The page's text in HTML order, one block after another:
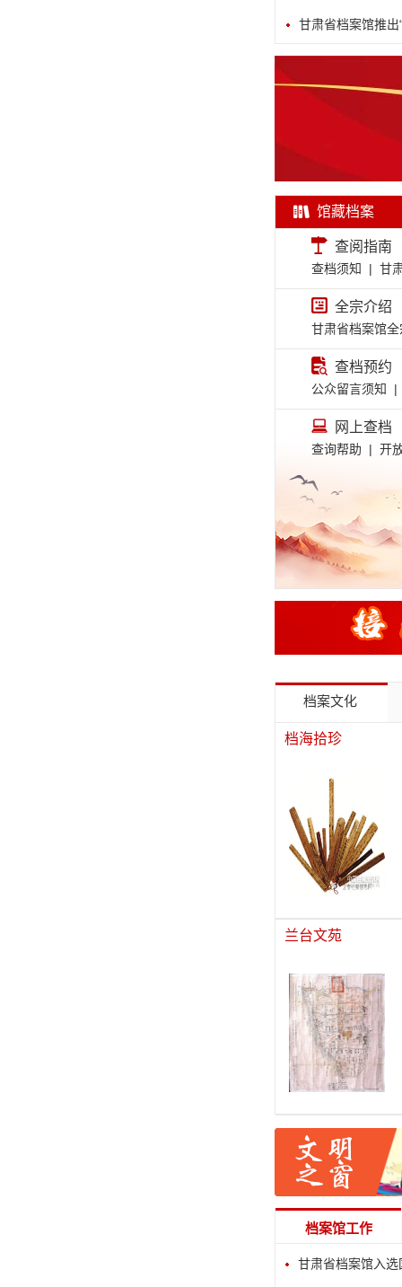
甘肃省档案馆推出
馆藏档案
查阅指南
查档须知 | 甘
全宗介绍
甘肃省档案馆
查档预约
公众留言须知 |
网上查档
查询帮助 | 开
档案文化
档海拾珍
兰台文苑
档案馆工作
甘肃省档案馆入